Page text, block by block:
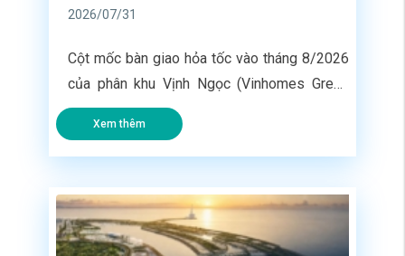
2026/07/31
Cột mốc bàn giao hỏa tốc vào tháng 8/2026
của phân khu Vịnh Ngọc (Vinhomes Green
Paradise) đang biến các dãy nhà phố liền kề
tại đây thành giỏ hàng có tốc độ đưa vào
khai thác nhanh nhất toàn siêu đô thị lấn
[…]
Xem thêm